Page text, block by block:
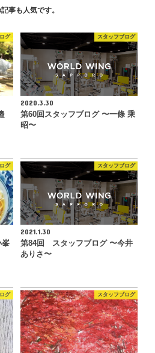
事も人気です。
グ スタッフブログ
2020.3.30
第60回スタッフブログ 〜一條 乘
昭〜
グ
峯
スタッフブログ
2021.1.30
第84回 スタッフブログ 〜今井
ありさ〜
グ スタッフブログ